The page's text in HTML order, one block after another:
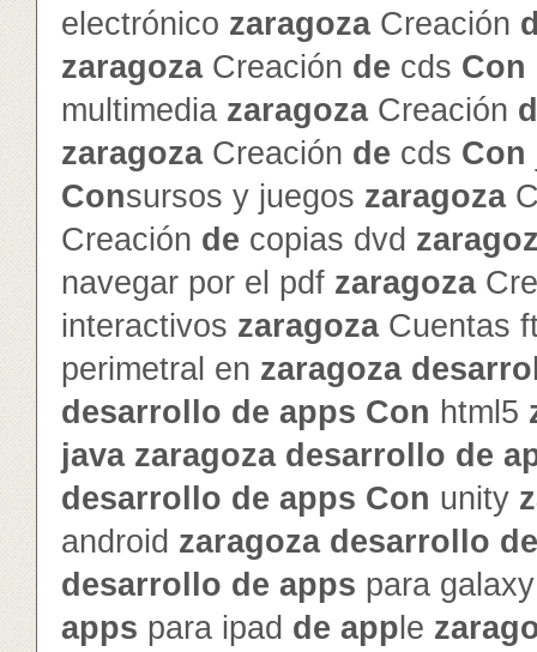
electrónico zaragozaCreación
zaragozaCreación de cds Con
multimedia zaragozaCreación
zaragozaCreación de cds Con
Consursos y juegos zaragoza
Creación de copias dvd
navegar por el pdf zaragoza
interactivos zaragozaCuentas
perimetral en zaragoza de
desarrollo de apps Con html5
java zaragoza desarrollo de
desarrollo de apps Con unity
android zaragoza desarrollo de
desarrollo de apps para
apps para ipad de app le